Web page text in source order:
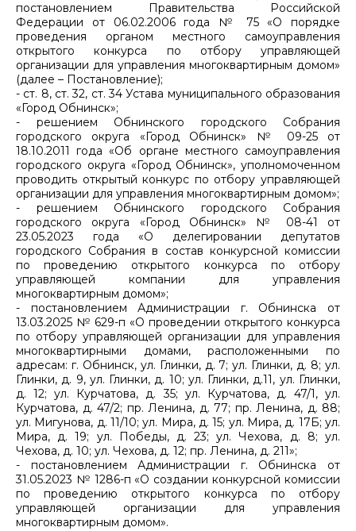
постановлением Правительства Российской
Федерации от 06.02.2006 года № 75 «О порядке
проведения органом местного самоуправления
открытого конкурса по отбору управляющей
организации для управления многоквартирным домом»
(далее – Постановление);
- ст. 8, ст. 32, ст. 34 Устава муниципального образования
«Город Обнинск»;
- решением Обнинского городского Собрания
городского округа «Город Обнинск» № 09-25 от
18.10.2011 года «Об органе местного самоуправления
городского округа «Город Обнинск», уполномоченном
проводить открытый конкурс по отбору управляющей
организации для управления многоквартирным домом»;
- решением Обнинского городского Собрания
городского округа «Город Обнинск» № 08-41 от
23.05.2023 года «О делегировании депутатов
городского Собрания в состав конкурсной комиссии
по проведению открытого конкурса по отбору
управляющей компании для управления
многоквартирным домом»;
- постановлением Администрации г. Обнинска от
13.03.2025 № 629-п «О проведении открытого конкурса
по отбору управляющей организации для управления
многоквартирными домами, расположенными по
адресам: г. Обнинск, ул. Глинки, д. 7; ул. Глинки, д. 8; ул.
Глинки, д. 9, ул. Глинки, д. 10; ул. Глинки, д.11, ул. Глинки,
д. 12; ул. Курчатова, д. 35; ул. Курчатова, д. 47/1, ул.
Курчатова, д. 47/2; пр. Ленина, д. 77; пр. Ленина, д. 88;
ул. Мигунова, д. 11/10; ул. Мира, д. 15; ул. Мира, д. 17Б; ул.
Мира, д. 19; ул. Победы, д. 23; ул. Чехова, д. 8; ул.
Чехова, д. 10; ул. Чехова, д. 12; пр. Ленина, д. 211»;
- постановлением Администрации г. Обнинска от
31.05.2023 № 1286-п «О создании конкурсной комиссии
по проведению открытого конкурса по отбору
управляющей организации для управления
многоквартирным домом».